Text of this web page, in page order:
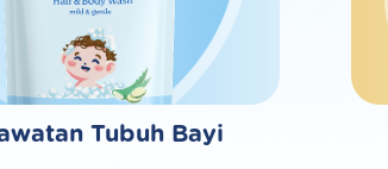
Tubuh Bayi